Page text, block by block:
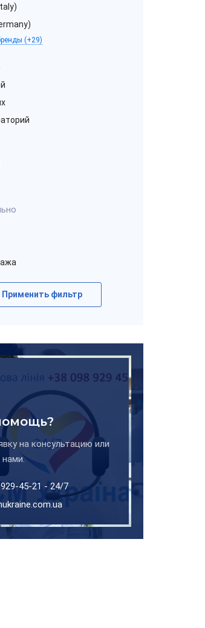
(+29)
Применить фильтр
на консультацию или
45-21 - 24/7